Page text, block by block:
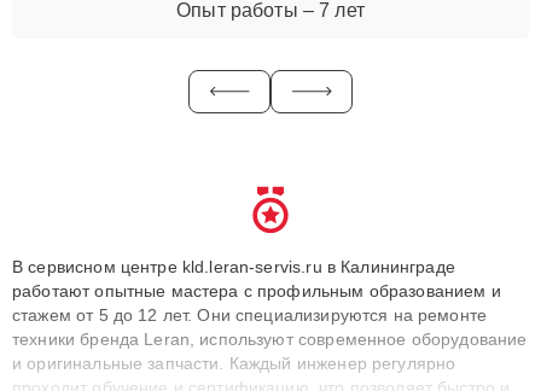
Опыт работы – 7 лет
В сервисном центре kld.leran-servis.ru в Калининграде
работают опытные мастера с профильным образованием и
стажем от 5 до 12 лет. Они специализируются на ремонте
техники бренда Leran, используют современное оборудование
и оригинальные запчасти. Каждый инженер регулярно
проходит обучение и сертификацию, что позволяет быстро и